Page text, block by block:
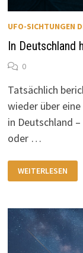
UFO-SICHTUNGEN
In Deutschland
0
Tatsächlich
wieder über
in Deutschland
oder …
DEUTSCHLAND
HÄUFEN
UFO-
SICHTUNGEN
WEITERLESEN